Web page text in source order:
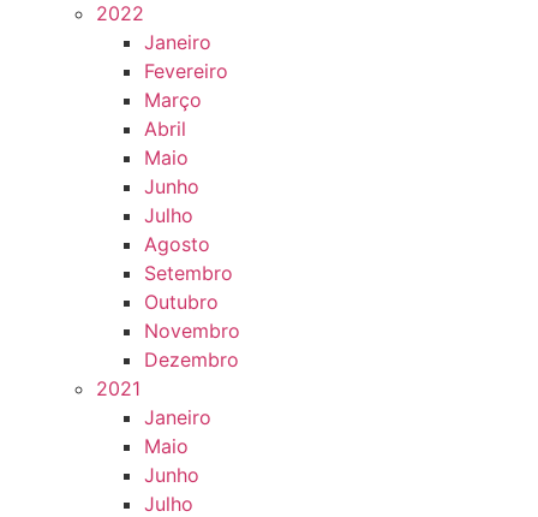
2022
Janeiro
Fevereiro
Março
Abril
Maio
Junho
Julho
Agosto
Setembro
Outubro
Novembro
Dezembro
2021
Janeiro
Maio
Junho
Julho